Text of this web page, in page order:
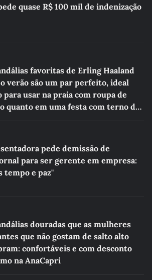
quase R$ 100 mil de indenização
favoritas de Erling Haaland
verão são um par perfeito, ideal
para usar na praia com roupa de
quanto em uma festa com terno de
pede demissão de
para ser gerente em empresa:
tempo e paz"
douradas que as mulheres
que não gostam de salto alto
confortáveis e com desconto
na AnaCapri